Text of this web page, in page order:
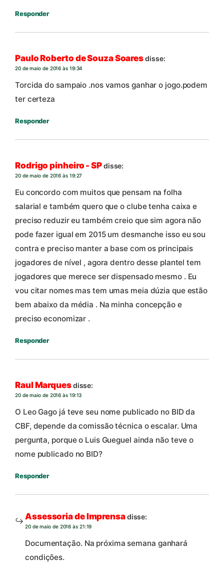
Responder
Paulo Roberto de Souza Soaresdisse:
20 de maio de 2016 às 19:34
Torcida do sampaio .nos vamos ganhar o jogo.podem
ter certeza
Responder
Rodrigo pinheiro - SPdisse:
20 de maio de 2016 às 19:27
Eu concordo com muitos que pensam na folha
salarial e também quero que o clube tenha caixa e
preciso reduzir eu também creio que sim agora não
pode fazer igual em 2015 um desmanche isso eu sou
contra e preciso manter a base com os principais
jogadores de nível , agora dentro desse plantel tem
jogadores que merece ser dispensado mesmo . Eu
vou citar nomes mas tem umas meia dúzia que estão
bem abaixo da média . Na minha concepção e
preciso economizar .
Responder
Raul Marquesdisse:
20 de maio de 2016 às 19:13
O Leo Gago já teve seu nome publicado no BID da
CBF, depende da comissão técnica o escalar. Uma
pergunta, porque o Luis Gueguel ainda não teve o
nome publicado no BID?
Responder
Assessoria de Imprensadisse:
20 de maio de 2016 às 21:19
Documentação. Na próxima semana ganhará
condições.